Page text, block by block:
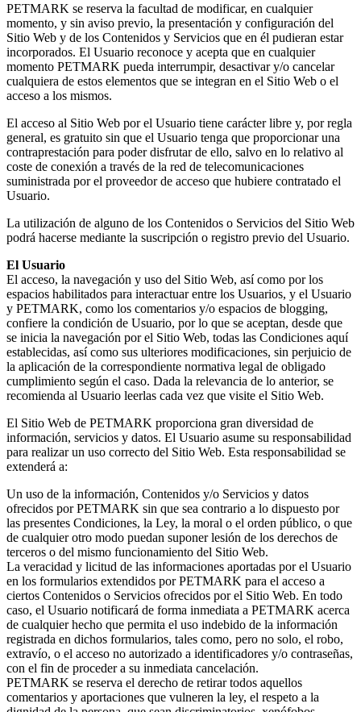
PETMARK se reserva la facultad de modificar, en cualquier
momento, y sin aviso previo, la presentación y configuración del
Sitio Web y de los Contenidos y Servicios que en él pudieran estar
incorporados. El Usuario reconoce y acepta que en cualquier
momento PETMARK pueda interrumpir, desactivar y/o cancelar
cualquiera de estos elementos que se integran en el Sitio Web o el
acceso a los mismos.
El acceso al Sitio Web por el Usuario tiene carácter libre y, por regla
general, es gratuito sin que el Usuario tenga que proporcionar una
contraprestación para poder disfrutar de ello, salvo en lo relativo al
coste de conexión a través de la red de telecomunicaciones
suministrada por el proveedor de acceso que hubiere contratado el
Usuario.
La utilización de alguno de los Contenidos o Servicios del Sitio Web
podrá hacerse mediante la suscripción o registro previo del Usuario.
El Usuario
El acceso, la navegación y uso del Sitio Web, así como por los
espacios habilitados para interactuar entre los Usuarios, y el Usuario
y PETMARK, como los comentarios y/o espacios de blogging,
confiere la condición de Usuario, por lo que se aceptan, desde que
se inicia la navegación por el Sitio Web, todas las Condiciones aquí
establecidas, así como sus ulteriores modificaciones, sin perjuicio de
la aplicación de la correspondiente normativa legal de obligado
cumplimiento según el caso. Dada la relevancia de lo anterior, se
recomienda al Usuario leerlas cada vez que visite el Sitio Web.
El Sitio Web de PETMARK proporciona gran diversidad de
información, servicios y datos. El Usuario asume su responsabilidad
para realizar un uso correcto del Sitio Web. Esta responsabilidad se
extenderá a:
Un uso de la información, Contenidos y/o Servicios y datos
ofrecidos por PETMARK sin que sea contrario a lo dispuesto por
las presentes Condiciones, la Ley, la moral o el orden público, o que
de cualquier otro modo puedan suponer lesión de los derechos de
terceros o del mismo funcionamiento del Sitio Web.
La veracidad y licitud de las informaciones aportadas por el Usuario
en los formularios extendidos por PETMARK para el acceso a
ciertos Contenidos o Servicios ofrecidos por el Sitio Web. En todo
caso, el Usuario notificará de forma inmediata a PETMARK acerca
de cualquier hecho que permita el uso indebido de la información
registrada en dichos formularios, tales como, pero no solo, el robo,
extravío, o el acceso no autorizado a identificadores y/o contraseñas,
con el fin de proceder a su inmediata cancelación.
PETMARK se reserva el derecho de retirar todos aquellos
comentarios y aportaciones que vulneren la ley, el respeto a la